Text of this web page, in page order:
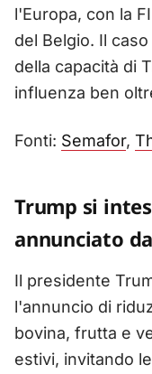
l'Europa, con la
del Belgio. Il
della capacità di
influenza ben
Fonti: Semafor,
Trump si
annunciato
Il presidente
l'annuncio di
bovina, frutta e
estivi, invitando